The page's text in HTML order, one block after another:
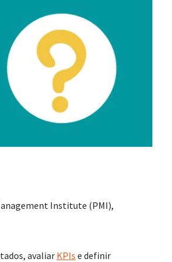
Institute (PMI),
avaliar KPIs e definir